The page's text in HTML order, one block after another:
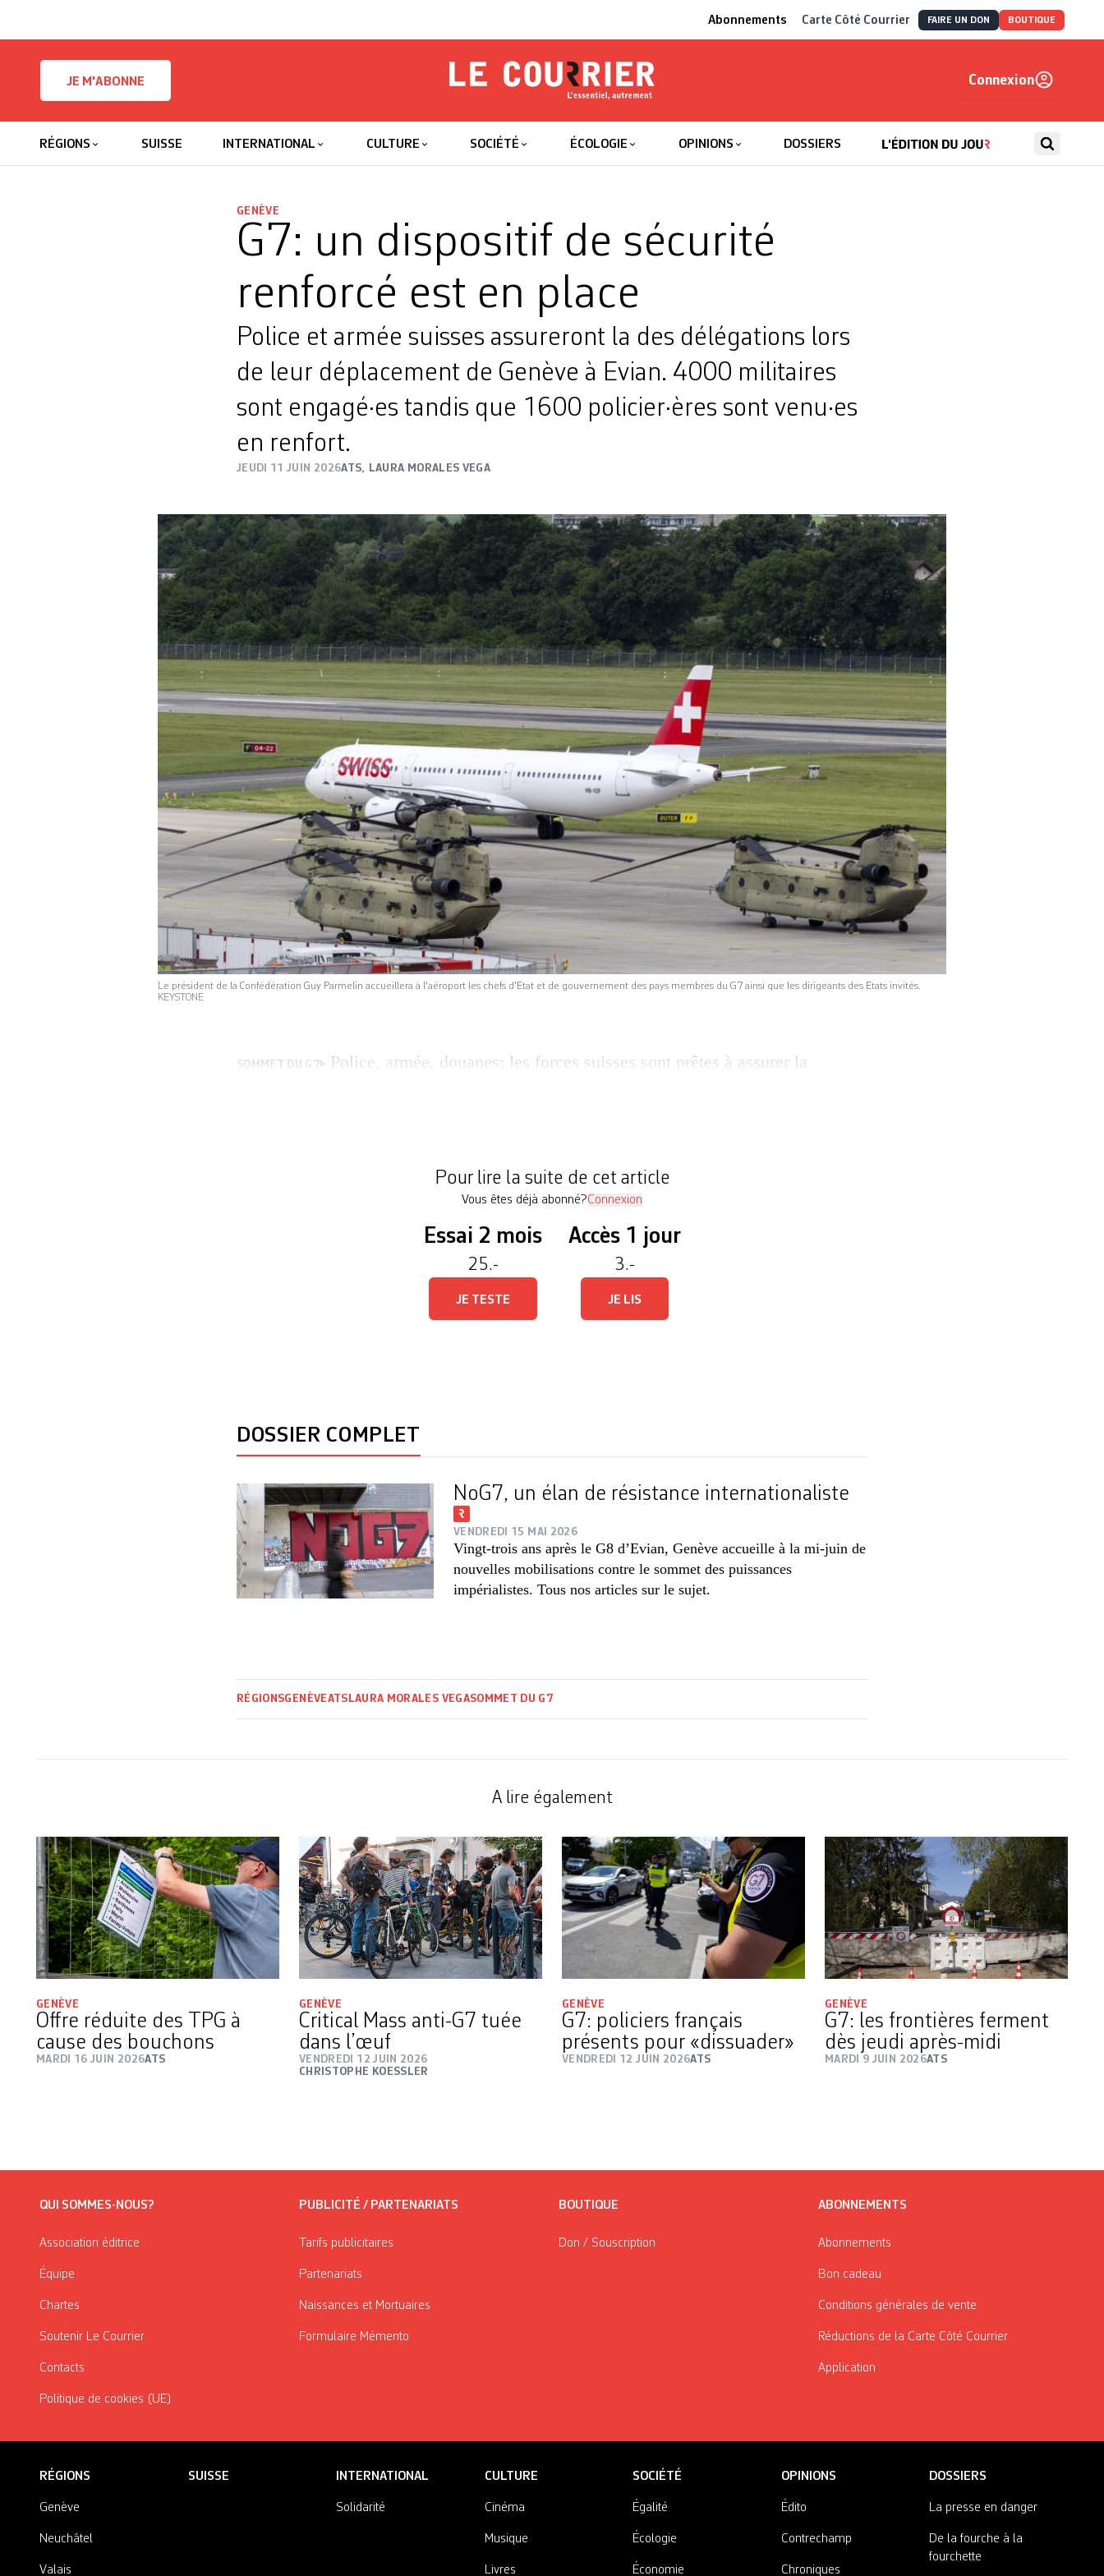
Abonnements Carte Côté Courrier FAIRE UN DON BOUTIQUE
JE M'ABONNE
Le Courrier
Connexion
RÉGIONS SUISSE INTERNATIONAL CULTURE SOCIÉTÉ ÉCOLOGIE OPINIONS DOSSIERS
GENÈVE
G7: un dispositif de sécurité
renforcé est en place
Police et armée suisses assureront la des délégations lors
de leur déplacement de Genève à Evian. 4000 militaires
sont engagé·es tandis que 1600 policier·ères sont venu·es
en renfort.
JEUDI 11 JUIN 2026ATS, LAURA MORALES VEGA
Le président de la Confédération Guy Parmelin accueillera à l'aéroport les chefs d'Etat et de gouvernement des pays membres du G7 ainsi que les dirigeants des Etats invités.
KEYSTONE
SOMMET DU G7
Police, armée, douanes: les forces suisses sont prêtes à assurer la
Pour lire la suite de cet article
Vous êtes déjà abonné?Connexion
Essai 2 mois
25.-
JE TESTE
Accès 1 jour
3.-
JE LIS
DOSSIER COMPLET
NoG7, un élan de résistance internationaliste
VENDREDI 15 MAI 2026
Vingt-trois ans après le G8 d’Evian, Genève accueille à la mi-juin de
nouvelles mobilisations contre le sommet des puissances
impérialistes. Tous nos articles sur le sujet.
RÉGIONSGENÈVEATS LAURA MORALES VEGASOMMET DU G7
A lire également
GENÈVE
Offre réduite des TPG à
cause des bouchons
MARDI 16 JUIN 2026ATS
GENÈVE
Critical Mass anti-G7 tuée
dans l’œuf
VENDREDI 12 JUIN 2026
CHRISTOPHE KOESSLER
GENÈVE
G7: policiers français
présents pour «dissuader»
VENDREDI 12 JUIN 2026ATS
GENÈVE
G7: les frontières ferment
dès jeudi après-midi
MARDI 9 JUIN 2026ATS
QUI SOMMES-NOUS?
Association éditrice
Équipe
Chartes
Soutenir Le Courrier
Contacts
Politique de cookies (UE)
PUBLICITÉ / PARTENARIATS
Tarifs publicitaires
Partenariats
Naissances et Mortuaires
Formulaire Mémento
BOUTIQUE
Don / Souscription
ABONNEMENTS
Abonnements
Bon cadeau
Conditions générales de vente
Réductions de la Carte Côté Courrier
Application
RÉGIONS
Genève
Neuchâtel
Valais
SUISSE INTERNATIONAL
Solidarité
CULTURE
Cinéma
Musique
Livres
SOCIÉTÉ
Égalité
Écologie
Économie
OPINIONS
Édito
Contrechamp
Chroniques
DOSSIERS
La presse en danger
De la fourche à la
fourchette